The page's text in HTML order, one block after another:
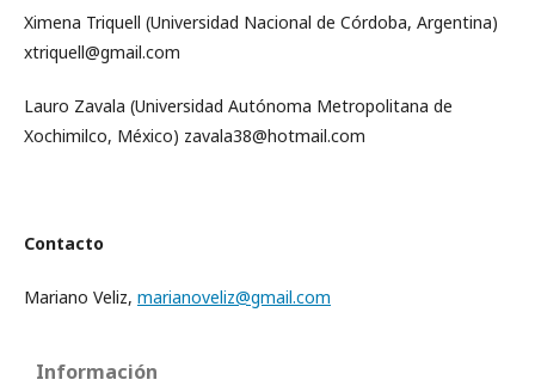
Ximena Triquell (Universidad Nacional de Córdoba, Argentina)
xtriquell@gmail.com
Lauro Zavala (Universidad Autónoma Metropolitana de
Xochimilco, México) zavala38@hotmail.com
Contacto
Mariano Veliz, marianoveliz@gmail.com
Información